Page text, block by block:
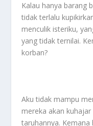
Kalau hanya barang
tidak terlalu
menculik isteriku,
yang tidak ternilai.
korban?
Aku tidak mampu
mereka akan
taruhannya.